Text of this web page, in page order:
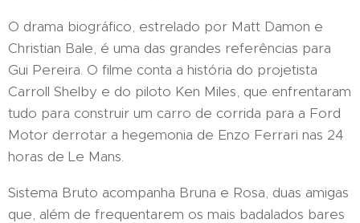
O drama biográfico, estrelado por Matt Damon e
Christian Bale, é uma das grandes referências para
Gui Pereira. O filme conta a história do projetista
Carroll Shelby e do piloto Ken Miles, que enfrentaram
tudo para construir um carro de corrida para a Ford
Motor derrotar a hegemonia de Enzo Ferrari nas 24
horas de Le Mans.
Sistema Bruto acompanha Bruna e Rosa, duas amigas
que, além de frequentarem os mais badalados bares